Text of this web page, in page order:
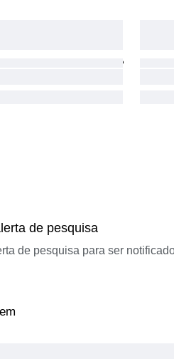
de pesquisa
de pesquisa para ser